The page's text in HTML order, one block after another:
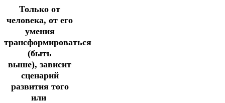
Только от
человека, от его
умения
трансформироваться
(быть
выше), зависит
сценарий
развития того
или